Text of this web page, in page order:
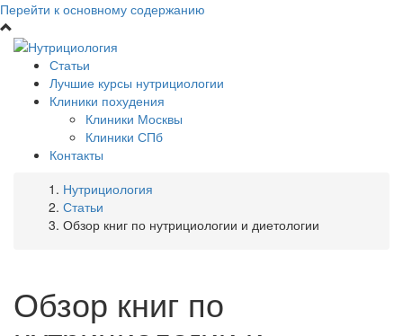
Перейти к основному содержанию
Статьи
Лучшие курсы нутрициологии
Клиники похудения
Клиники Москвы
Клиники СПб
Контакты
Нутрициология
Статьи
Обзор книг по нутрициологии и диетологии
Обзор книг по